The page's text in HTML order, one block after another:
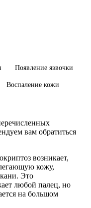
Появление язвочки
Воспаление кожи
вам обратиться
возникает,
кожу,
Это
любой палец, но
на большом